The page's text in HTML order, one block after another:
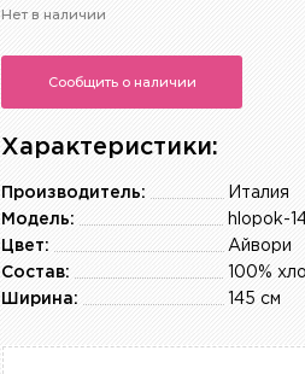
Нет в наличии
Сообщить о наличии
Характеристики:
Италия
Производитель:
hlopok-
Модель:
Айвори
Цвет:
100%
Состав:
145 см
Ширина: